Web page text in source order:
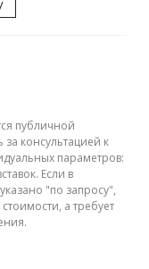
публичной
консультацией к
параметров:
Если в
"по запросу",
а требует